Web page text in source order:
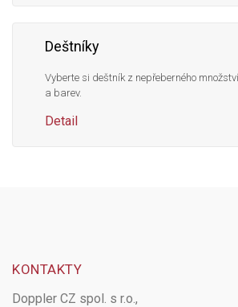
Deštníky
Vyberte si deštník z nepřeberného
a barev.
Detail
KONTAKTY
Doppler CZ spol. s r.o.,